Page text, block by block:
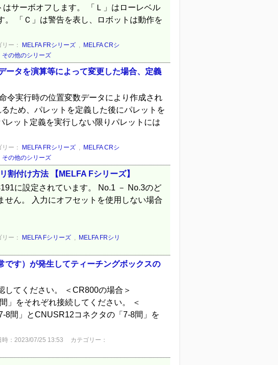
サーボオフします。 「Ｌ」はローレベル
「Ｃ」は警告を表し、ロボットは動作を
ー： MELFA FRシリーズ, MELFA CRシ
その他のシリーズ
ータを演算等によって変更した場合、定義
令実行時の位置変数データにより作成され
ため、パレットを定義した後にパレットを
ット定義を実行しない限りパレットには
ー： MELFA FRシリーズ, MELFA CRシ
その他のシリーズ
割付け方法 【MELFA Fシリーズ】
に設定されています。 No.1 － No.3のど
ん。 入力にオフセットを使用しない場合
ー： MELFA Fシリーズ, MELFA FRシリ
です）が発生してティーチングボックスの
してください。 ＜CR800の場合＞
」をそれぞれ接続してください。 ＜
間」とCNUSR12コネクタの「7-8間」を
時：2023/07/25 13:53
カテゴリー：